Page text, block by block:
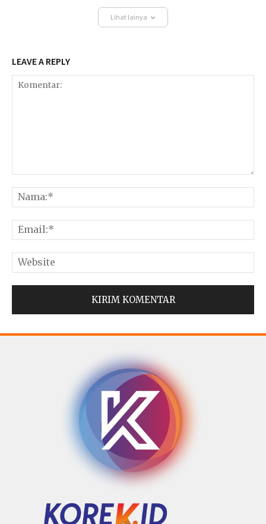
Lihat lainya
LEAVE A REPLY